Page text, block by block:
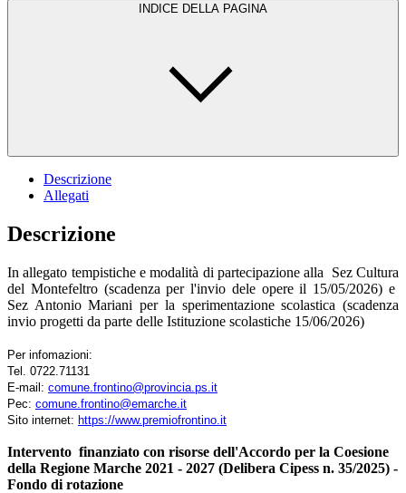
INDICE DELLA PAGINA
Descrizione
Allegati
Descrizione
In allegato tempistiche e modalità di partecipazione alla Sez Cultura
del Montefeltro (scadenza per l'invio dele opere il 15/05/2026) e
Sez Antonio Mariani per la sperimentazione scolastica (scadenza
invio progetti da parte delle Istituzione scolastiche 15/06/2026)
Per infomazioni:
Tel. 0722.71131
E-mail: comune.frontino@provincia.ps.it
Pec: comune.frontino@emarche.it
Sito internet: https://www.premiofrontino.it
Intervento finanziato con risorse dell'Accordo per la Coesione
della Regione Marche 2021 - 2027 (Delibera Cipess n. 35/2025) -
Fondo di rotazione